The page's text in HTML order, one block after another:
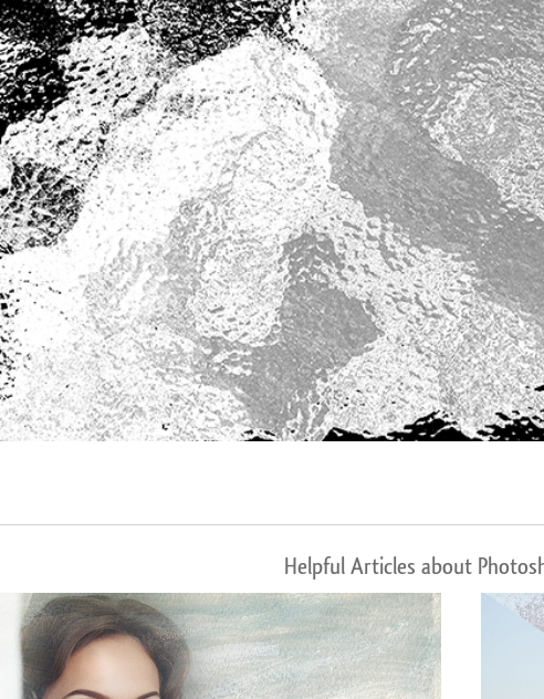
Productfoto's bewerken Sieraden Fotobewerking
Helpful Articles about